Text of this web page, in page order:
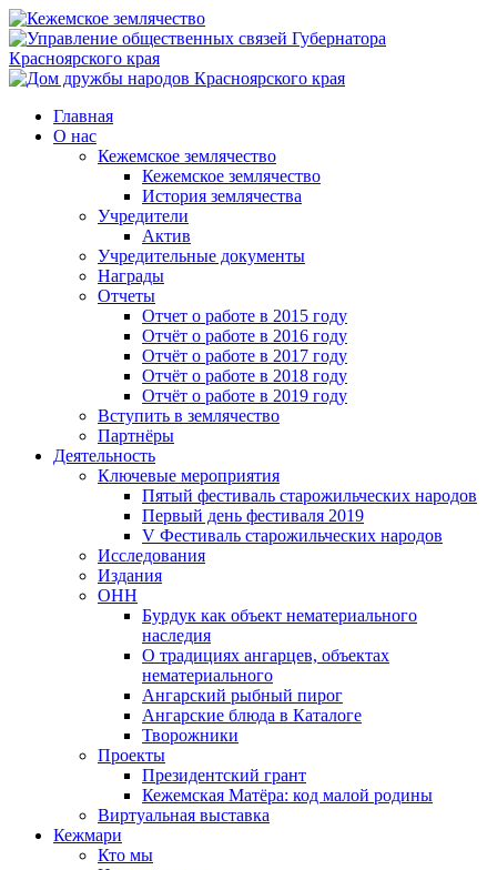
Главная
О нас
Кежемское землячество
Кежемское землячество
История землячества
Учредители
Актив
Учредительные документы
Награды
Отчеты
Отчет о работе в 2015 году
Отчёт о работе в 2016 году
Отчёт о работе в 2017 году
Отчёт о работе в 2018 году
Отчёт о работе в 2019 году
Вступить в землячество
Партнёры
Деятельность
Ключевые мероприятия
Пятый фестиваль старожильческих народов
Первый день фестиваля 2019
V Фестиваль старожильческих народов
Исследования
Издания
ОНН
Бурдук как объект нематериального
наследия
О традициях ангарцев, объектах
нематериального
Ангарский рыбный пирог
Ангарские блюда в Каталоге
Творожники
Проекты
Президентский грант
Кежемская Матёра: код малой родины
Виртуальная выставка
Кежмари
Кто мы